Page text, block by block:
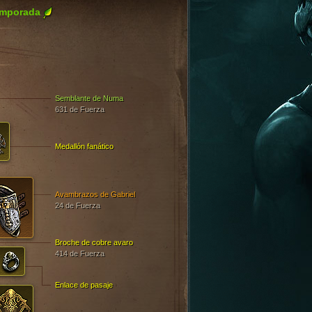
Semblante de Numa
631 de Fuerza
Avambrazos de Gabriel
24 de Fuerza
Broche de cobre avaro
414 de Fuerza
Enlace de pasaje
Medallón fanático